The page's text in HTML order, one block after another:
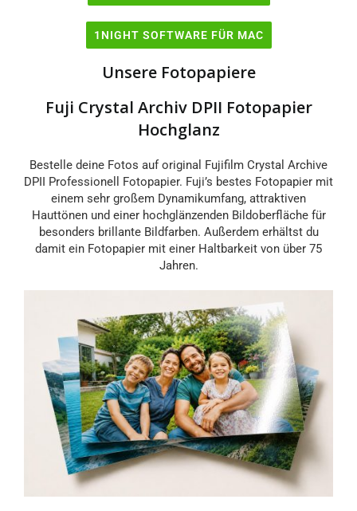
15x45 18x18
18x24 18x26
20x20 20x25
20x27 20x30
20x36 20x40
30x40
30x42 30x45
1NIGHT SOFTWARE FÜR MAC
Unsere Fotopapiere
Fuji Crystal Archiv DPII Fotopapier
Hochglanz
Bestelle deine Fotos auf original Fujifilm Crystal Archive
DPII Professionell Fotopapier. Fuji’s bestes Fotopapier mit
einem sehr großem Dynamikumfang, attraktiven
Hauttönen und einer hochglänzenden Bildoberfläche für
besonders brillante Bildfarben. Außerdem erhältst du
damit ein Fotopapier mit einer Haltbarkeit von über 75
Jahren.